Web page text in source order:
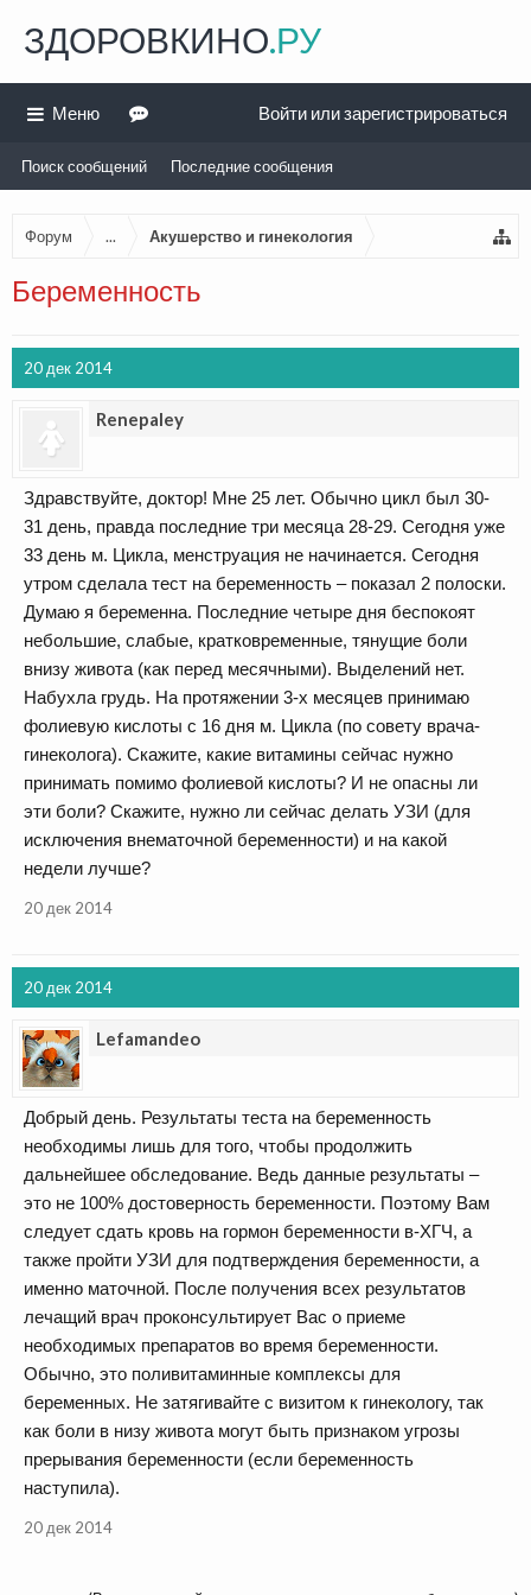
Форум ... Акушерство и гинекология
Беременность
20 дек 2014
Renepaley
Здравствуйте, доктор! Мне 25 лет. Обычно цикл был 30-
31 день, правда последние три месяца 28-29. Сегодня уже
33 день м. Цикла, менструация не начинается. Сегодня
утром сделала тест на беременность – показал 2 полоски.
Думаю я беременна. Последние четыре дня беспокоят
небольшие, слабые, кратковременные, тянущие боли
внизу живота (как перед месячными). Выделений нет.
Набухла грудь. На протяжении 3-х месяцев принимаю
фолиевую кислоты с 16 дня м. Цикла (по совету врача-
гинеколога). Скажите, какие витамины сейчас нужно
принимать помимо фолиевой кислоты? И не опасны ли
эти боли? Скажите, нужно ли сейчас делать УЗИ (для
исключения внематочной беременности) и на какой
недели лучше?
20 дек 2014
20 дек 2014
Lefamandeo
Добрый день. Результаты теста на беременность
необходимы лишь для того, чтобы продолжить
дальнейшее обследование. Ведь данные результаты –
это не 100% достоверность беременности. Поэтому Вам
следует сдать кровь на гормон беременности в-ХГЧ, а
также пройти УЗИ для подтверждения беременности, а
именно маточной. После получения всех результатов
лечащий врач проконсультирует Вас о приеме
необходимых препаратов во время беременности.
Обычно, это поливитаминные комплексы для
беременных. Не затягивайте с визитом к гинекологу, так
как боли в низу живота могут быть признаком угрозы
прерывания беременности (если беременность
наступила).
20 дек 2014
ЗДОРОВКИНО.РУ
Меню
Поиск сообщений Последние сообщения
Войти или зарегистрироваться